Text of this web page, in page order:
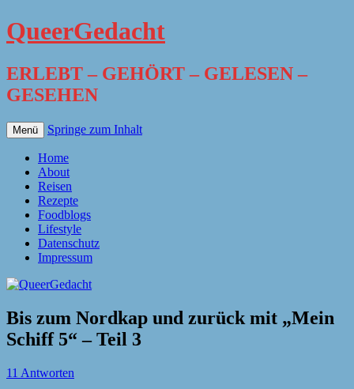
QueerGedacht
ERLEBT – GEHÖRT – GELESEN –
GESEHEN
Menü Springe zum Inhalt
Home
About
Reisen
Rezepte
Foodblogs
Lifestyle
Datenschutz
Impressum
Bis zum Nordkap und zurück mit „Mein
Schiff 5“ – Teil 3
11 Antworten